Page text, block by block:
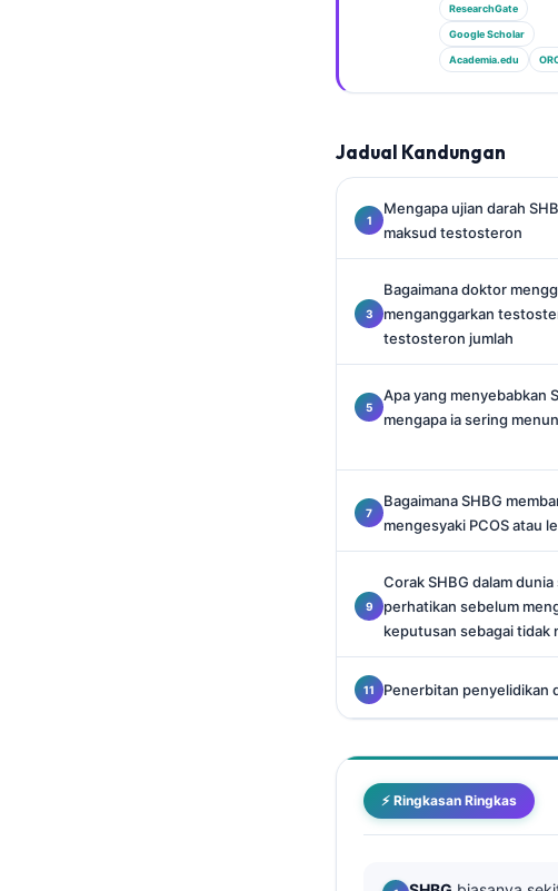
ResearchGate
Google Scholar
Academia.edu
Jadual Kandungan
Mengapa ujian darah
maksud testosteron
Bagaimana doktor
menganggarkan
testosteron jumlah
Apa yang menyebabkan
mengapa ia sering
Bagaimana SHBG
mengesyaki PCOS atau
Corak SHBG dalam
perhatikan sebelum
keputusan sebagai tidak
Penerbitan penyelidikan
⚡ Ringkasan Ringkas